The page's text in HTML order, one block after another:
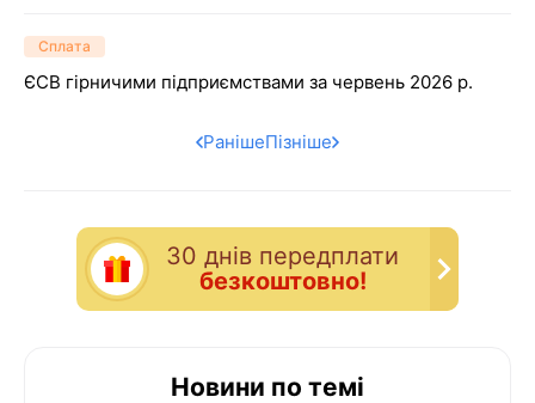
Сплата
ЄСВ гірничими підприємствами за червень 2026 р.
РанішеПізніше
30 днiв передплати
безкоштовно!
Новини по темі